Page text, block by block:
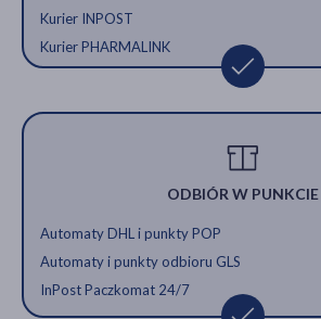
Kurier INPOST
Kurier PHARMALINK
ODBIÓR W PUNKCIE
Automaty DHL i punkty POP
Automaty i punkty odbioru GLS
InPost Paczkomat 24/7